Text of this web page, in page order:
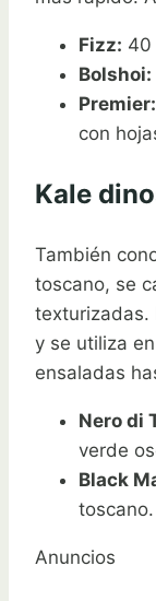
Fizz: 40
Bolshoi:
Premier:
con
Kale
También
toscano, se
texturizadas.
y se utiliza
ensaladas
Nero di
verde
Black
toscano.
Anuncios